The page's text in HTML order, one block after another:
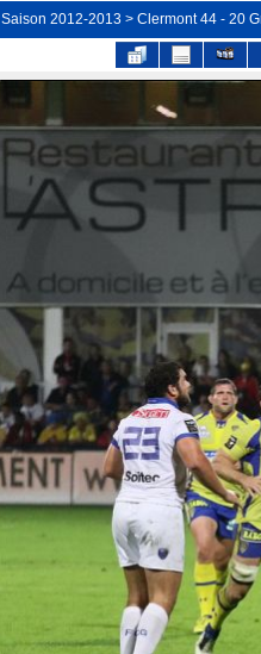
Saison 2012-2013 > Clermont 44 - 20